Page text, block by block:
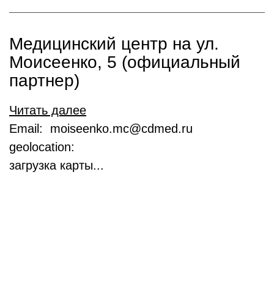
Медицинский центр на ул.
Моисеенко, 5 (официальный
партнер)
Читать далее
Email: moiseenko.mc@cdmed.ru
geolocation:
загрузка карты...